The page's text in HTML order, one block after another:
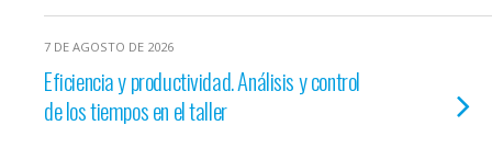
7 DE AGOSTO DE 2026
Eficiencia y productividad. Análisis y control
de los tiempos en el taller